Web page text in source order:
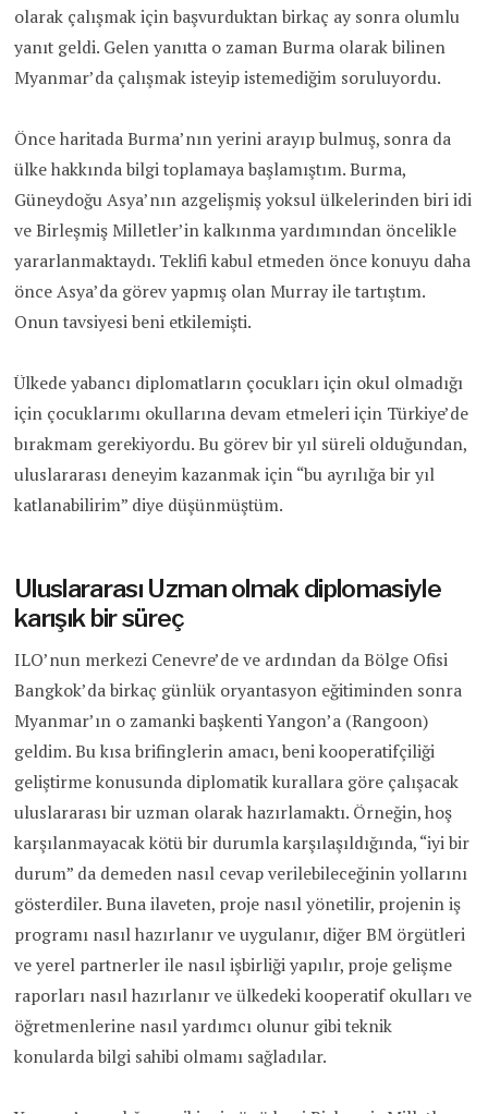
olarak çalışmak için başvurduktan birkaç ay sonra olumlu
yanıt geldi. Gelen yanıtta o zaman Burma olarak bilinen
Myanmar’da çalışmak isteyip istemediğim soruluyordu.
Önce haritada Burma’nın yerini arayıp bulmuş, sonra da
ülke hakkında bilgi toplamaya başlamıştım. Burma,
Güneydoğu Asya’nın azgelişmiş yoksul ülkelerinden biri idi
ve Birleşmiş Milletler’in kalkınma yardımından öncelikle
yararlanmaktaydı. Teklifi kabul etmeden önce konuyu daha
önce Asya’da görev yapmış olan Murray ile tartıştım.
Onun tavsiyesi beni etkilemişti.
Ülkede yabancı diplomatların çocukları için okul olmadığı
için çocuklarımı okullarına devam etmeleri için Türkiye’de
bırakmam gerekiyordu. Bu görev bir yıl süreli olduğundan,
uluslararası deneyim kazanmak için “bu ayrılığa bir yıl
katlanabilirim” diye düşünmüştüm.
Uluslararası Uzman olmak diplomasiyle
karışık bir süreç
ILO’nun merkezi Cenevre’de ve ardından da Bölge Ofisi
Bangkok’da birkaç günlük oryantasyon eğitiminden sonra
Myanmar’ın o zamanki başkenti Yangon’a (Rangoon)
geldim. Bu kısa brifinglerin amacı, beni kooperatifçiliği
geliştirme konusunda diplomatik kurallara göre çalışacak
uluslararası bir uzman olarak hazırlamaktı. Örneğin, hoş
karşılanmayacak kötü bir durumla karşılaşıldığında, “iyi bir
durum” da demeden nasıl cevap verilebileceğinin yollarını
gösterdiler. Buna ilaveten, proje nasıl yönetilir, projenin iş
programı nasıl hazırlanır ve uygulanır, diğer BM örgütleri
ve yerel partnerler ile nasıl işbirliği yapılır, proje gelişme
raporları nasıl hazırlanır ve ülkedeki kooperatif okulları ve
öğretmenlerine nasıl yardımcı olunur gibi teknik
konularda bilgi sahibi olmamı sağladılar.